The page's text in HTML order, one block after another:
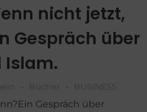
nicht jetzt,
Gespräch über
Bücher BUSINESS
Gespräch über